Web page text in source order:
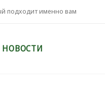
подходит именно вам
НОВОСТИ